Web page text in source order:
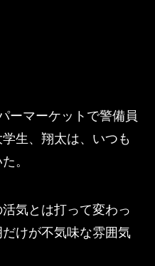
ーマーケットで警備員
生、翔太は、いつも
。
気とは打って変わっ
けが不気味な雰囲気